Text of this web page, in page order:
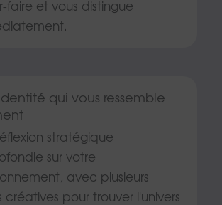
faire et vous distingue
qui vous ressemble
stratégique
sur votre
avec plusieurs
créatives pour trouver l'univers